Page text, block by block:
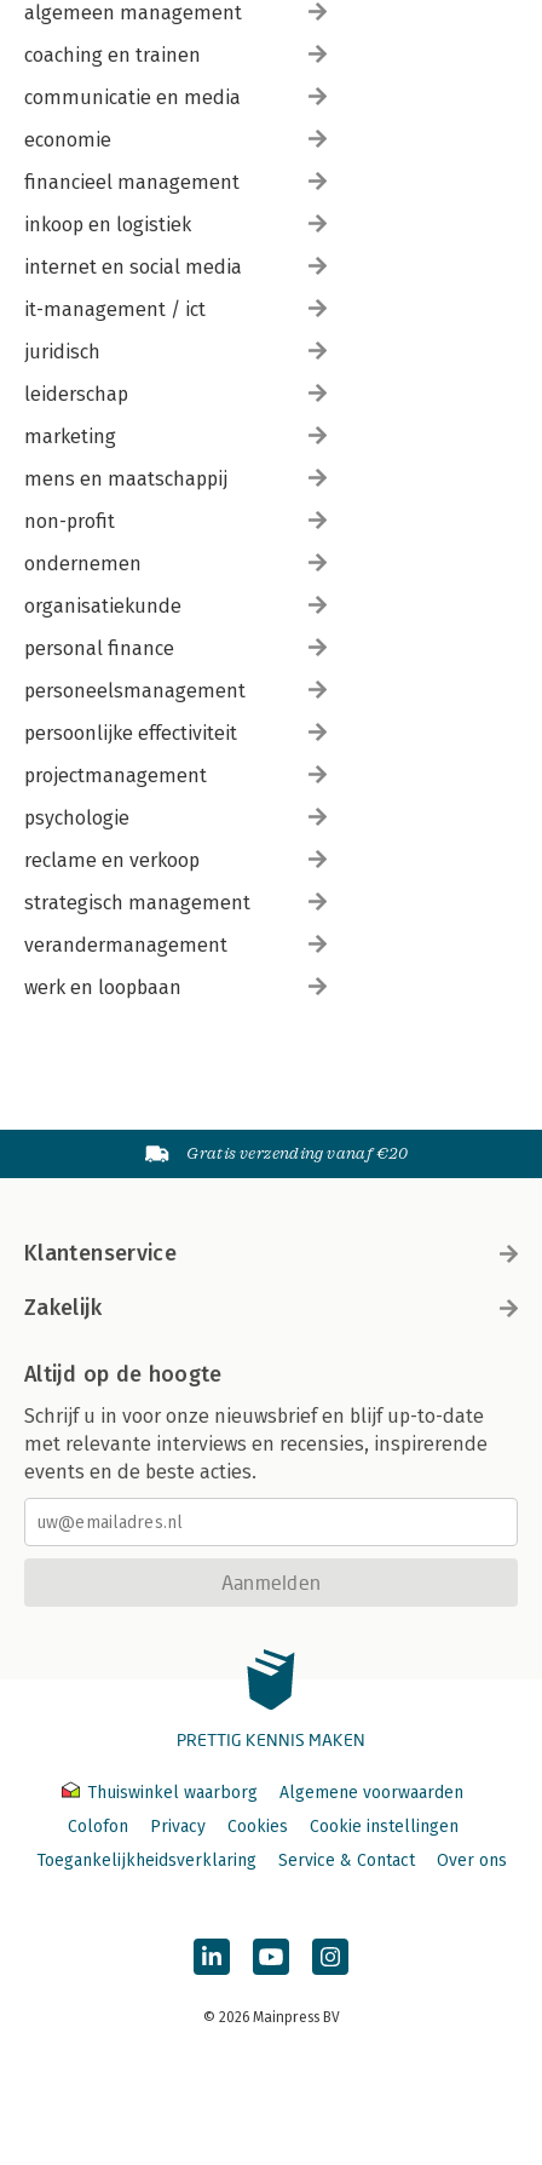
algemeen management
coaching en trainen
communicatie en media
economie
financieel management
inkoop en logistiek
internet en social media
it-management / ict
juridisch
leiderschap
marketing
mens en maatschappij
non-profit
ondernemen
organisatiekunde
personal finance
personeelsmanagement
persoonlijke effectiviteit
projectmanagement
psychologie
reclame en verkoop
strategisch management
verandermanagement
werk en loopbaan
Gratis verzending vanaf €20
Klantenservice
Zakelijk
Altijd op de hoogte
Schrijf u in voor onze nieuwsbrief en blijf up-to-date
met relevante interviews en recensies, inspirerende
events en de beste acties.
Aanmelden
PRETTIG KENNIS MAKEN
Thuiswinkel waarborg
Algemene voorwaarden
Colofon
Privacy Cookies
Cookie instellingen
Toegankelijkheidsverklaring
Service & Contact Over ons
© 2026 Mainpress BV